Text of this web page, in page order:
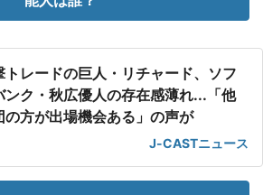
トレードの巨人・リチャード、ソフ
ンク・秋広優人の存在感薄れ...「他
の方が出場機会ある」の声が
J-CASTニュース